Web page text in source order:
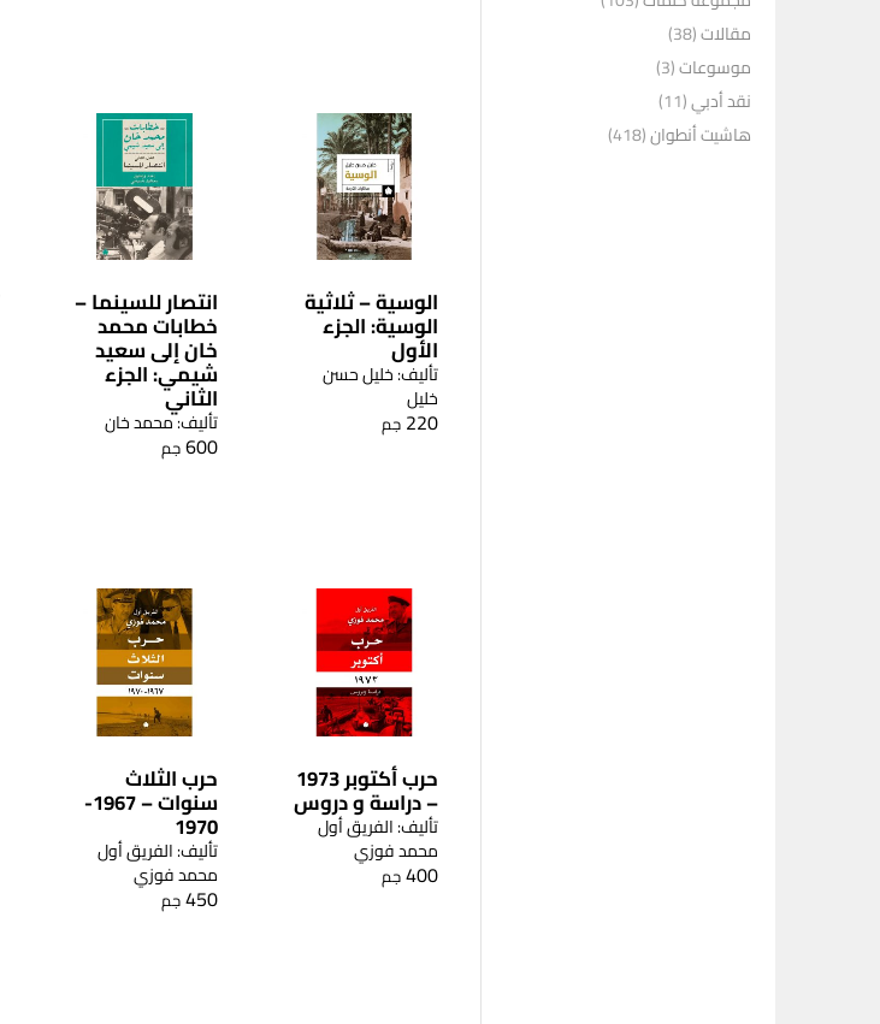
مقالات(38)
موسوعات(3)
نقد أدبي(11)
هاشيت أنطوان(418)
الوسية – ثلاثية
الوسية: الجزء
الأول
تأليف: خليل حسن
خليل
220 جم
انتصار للسينما –
خطابات محمد
خان إلى سعيد
شيمي: الجزء
الثاني
تأليف: محمد خان
600جم
حرب أكتوبر 1973
– دراسة و دروس
تأليف: الفريق أول
محمد فوزي
400جم
حرب الثلاث
سنوات – 1967-
1970
تأليف: الفريق أول
محمد فوزي
450جم